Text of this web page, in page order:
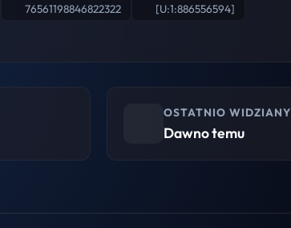
76561198846822322 [U:1:886556594]
OSTATNIO WIDZIANY
Dawno temu